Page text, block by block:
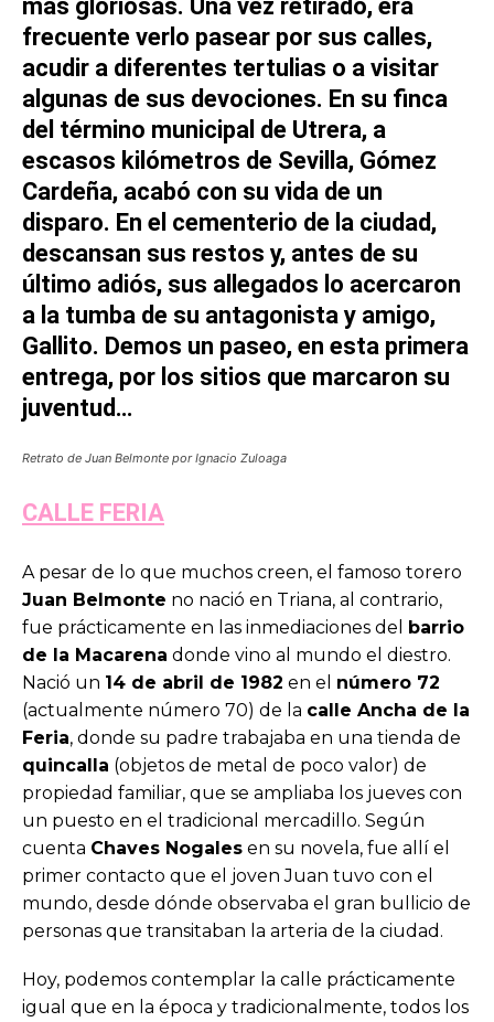
más gloriosas. Una vez retirado, era
frecuente verlo pasear por sus calles,
acudir a diferentes tertulias o a visitar
algunas de sus devociones. En su finca
del término municipal de Utrera, a
escasos kilómetros de Sevilla, Gómez
Cardeña, acabó con su vida de un
disparo. En el cementerio de la ciudad,
descansan sus restos y, antes de su
último adiós, sus allegados lo acercaron
a la tumba de su antagonista y amigo,
Gallito. Demos un paseo, en esta primera
entrega, por los sitios que marcaron su
juventud…
Retrato de Juan Belmonte por Ignacio Zuloaga
CALLE FERIA
A pesar de lo que muchos creen, el famoso torero
Juan Belmonte no nació en Triana, al contrario,
fue prácticamente en las inmediaciones del barrio
de la Macarena donde vino al mundo el diestro.
Nació un 14 de abril de 1982 en el número 72
(actualmente número 70) de la calle Ancha de la
Feria, donde su padre trabajaba en una tienda de
quincalla (objetos de metal de poco valor) de
propiedad familiar, que se ampliaba los jueves con
un puesto en el tradicional mercadillo. Según
cuenta Chaves Nogales en su novela, fue allí el
primer contacto que el joven Juan tuvo con el
mundo, desde dónde observaba el gran bullicio de
personas que transitaban la arteria de la ciudad.
Hoy, podemos contemplar la calle prácticamente
igual que en la época y tradicionalmente, todos los